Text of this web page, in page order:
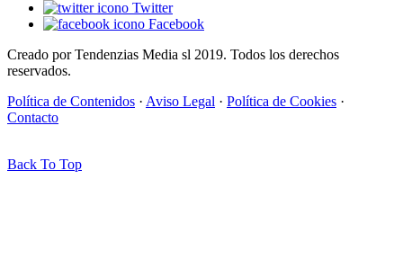
Twitter
Facebook
Creado por Tendenzias Media sl 2019. Todos los derechos
reservados.
Política de Contenidos · Aviso Legal · Política de Cookies ·
Contacto
Back To Top